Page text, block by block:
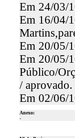
Em 24/03/
Em 16/04/
Em 20/05/
Em 20/05/
Público/
/ aprovado.
Em 02/06/
Anexo:
-